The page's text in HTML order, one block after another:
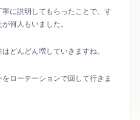
に説明してもらったことで、す
何人もいました。
どんどん増していきますね。
ローテーションで回して行きま